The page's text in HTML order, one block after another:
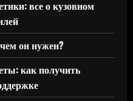
все о кузовном
он нужен?
как получить